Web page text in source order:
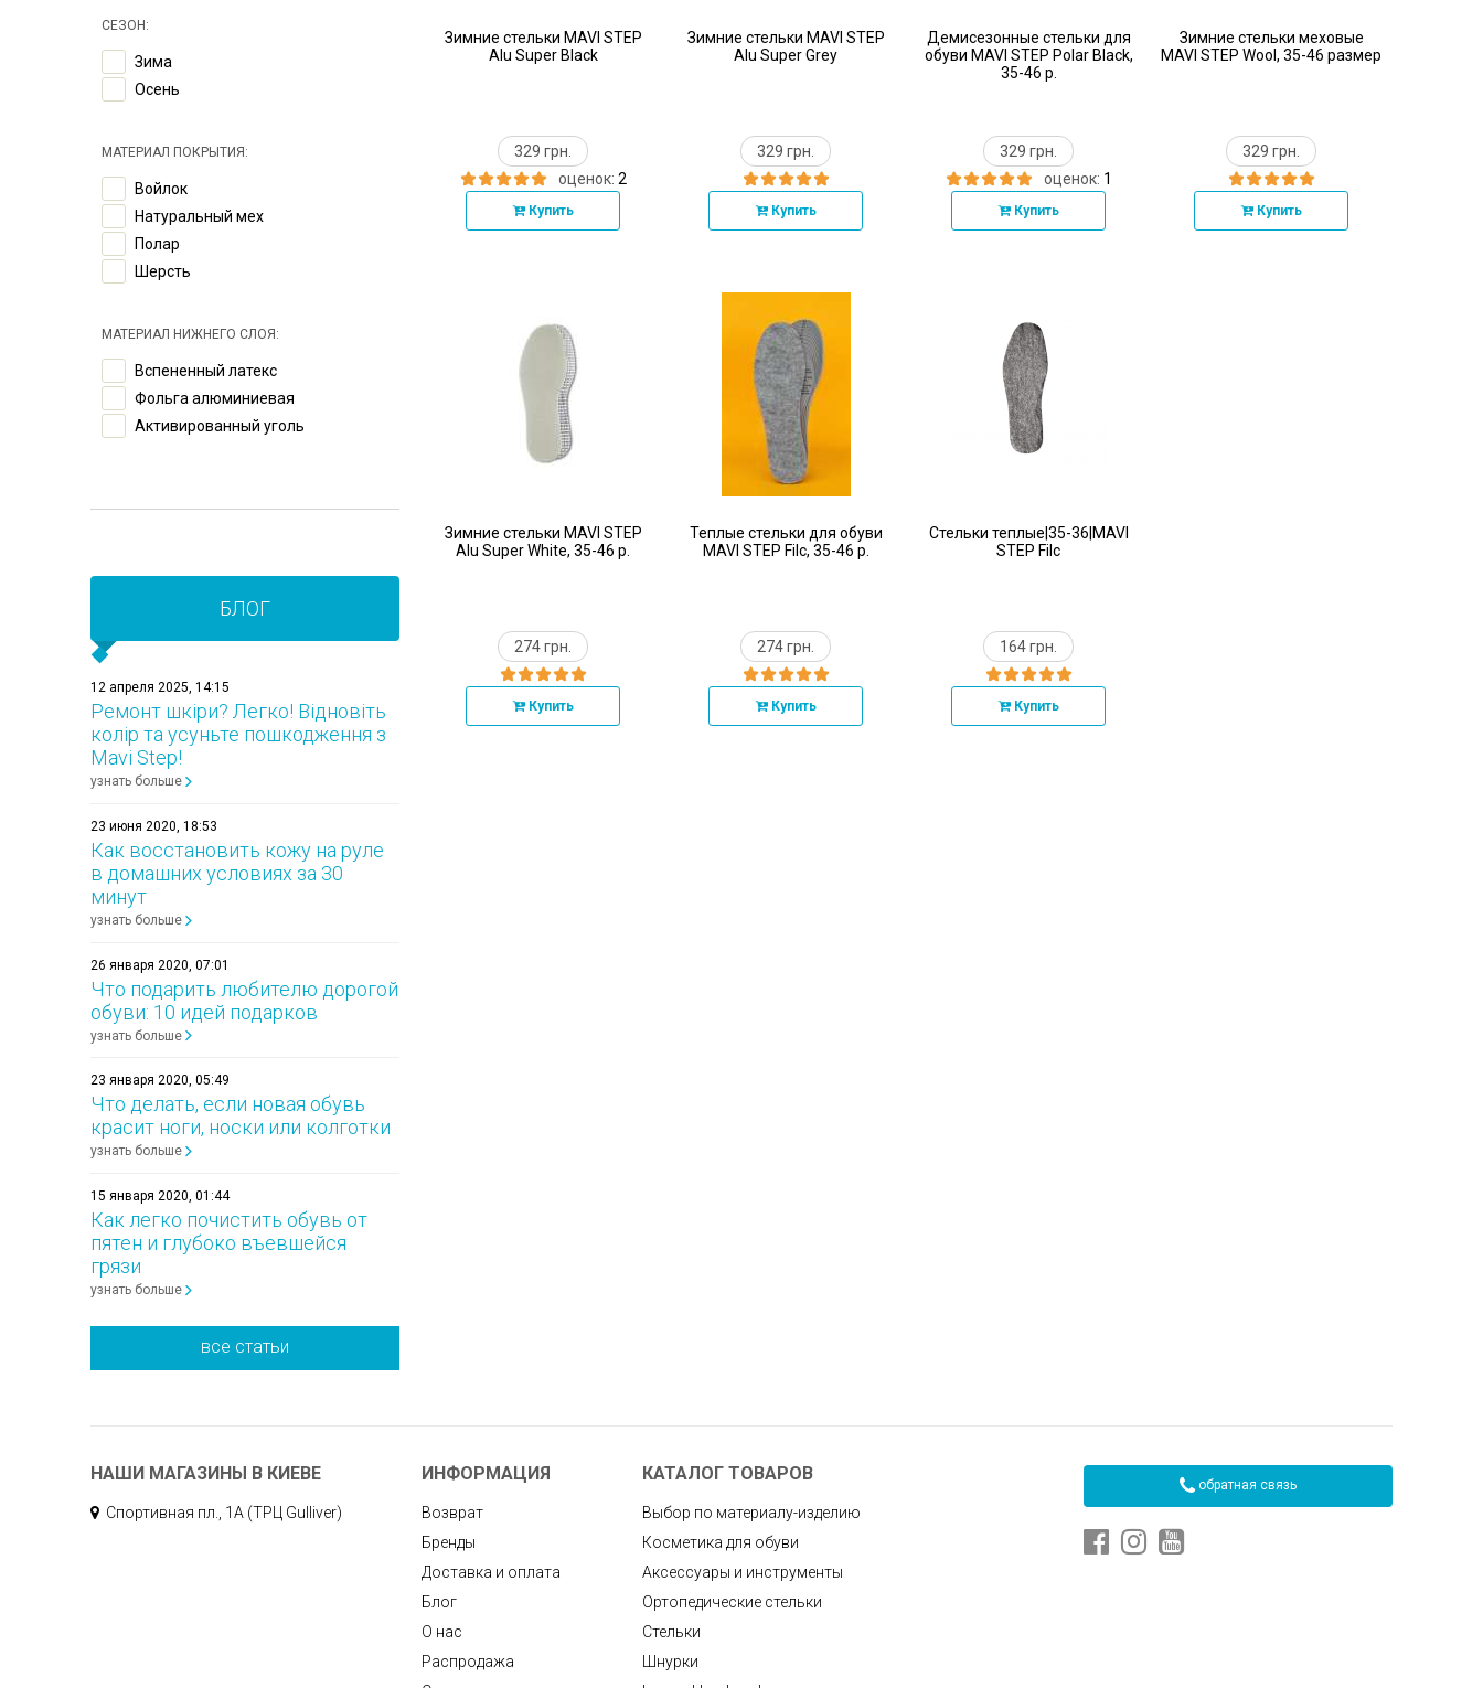
СЕЗОН:
Зима
Осень
МАТЕРИАЛ ПОКРЫТИЯ:
Войлок
Натуральный мех
Полар
Шерсть
МАТЕРИАЛ НИЖНЕГО СЛОЯ:
Вспененный латекс
Фольга алюминиевая
Активированный уголь
Зимние стельки MAVI STEP
Alu Super Black
329 грн.
оценок: 2
Купить
Зимние стельки MAVI STEP
Alu Super Grey
329 грн.
Купить
Демисезонные стельки для
обуви MAVI STEP Polar Black,
35-46 р.
329 грн.
оценок: 1
Купить
Зимние стельки меховые
MAVI STEP Wool, 35-46 размер
329 грн.
Купить
Зимние стельки MAVI STEP
Alu Super White, 35-46 р.
274 грн.
Купить
Теплые стельки для обуви
MAVI STEP Filc, 35-46 р.
274 грн.
Купить
Стельки теплые|35-36|MAVI
STEP Filc
164 грн.
Купить
БЛОГ
12 апреля 2025, 14:15
Ремонт шкіри? Легко! Відновіть
колір та усуньте пошкодження з
Mavi Step!
узнать больше
23 июня 2020, 18:53
Как восстановить кожу на руле
в домашних условиях за 30
минут
узнать больше
26 января 2020, 07:01
Что подарить любителю дорогой
обуви: 10 идей подарков
узнать больше
23 января 2020, 05:49
Что делать, если новая обувь
красит ноги, носки или колготки
узнать больше
15 января 2020, 01:44
Как легко почистить обувь от
пятен и глубоко въевшейся
грязи
узнать больше
все статьи
НАШИ МАГАЗИНЫ В КИЕВЕ
Спортивная пл., 1А (ТРЦ Gulliver)
ИНФОРМАЦИЯ
Возврат
Бренды
Доставка и оплата
Блог
О нас
Распродажа
КАТАЛОГ ТОВАРОВ
Выбор по материалу-изделию
Косметика для обуви
Аксессуары и инструменты
Ортопедические стельки
Стельки
Шнурки
обратная связь